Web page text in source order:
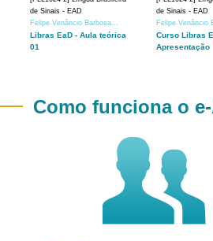
de Sinais - EAD
Felipe Venâncio Barbosa...
Libras EaD - Aula teórica
01
de Sinais - EAD
Felipe Venâncio
Curso Libras
Apresentação
Como funciona o